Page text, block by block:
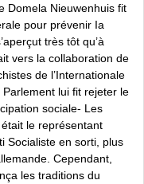
Domela Nieuwenhuis fit
pour prévenir Ia
très tôt qu’à
vers la collaboration de
de l’Internationale
lui fit rejeter le
sociale- Les
le représentant
Socialiste en sorti, plus
Cependant,
les traditions du